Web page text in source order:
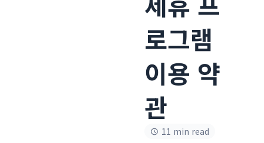
로그램
이용 약
관
11 min read